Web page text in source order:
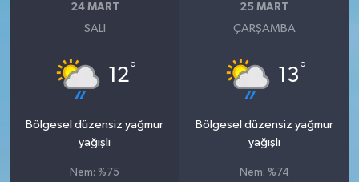
24 MART
SALI
12°
Bölgesel düzensiz yağmur
yağışlı
Nem: %75
25 MART
ÇARŞAMBA
13°
Bölgesel düzensiz yağmur
yağışlı
Nem: %74